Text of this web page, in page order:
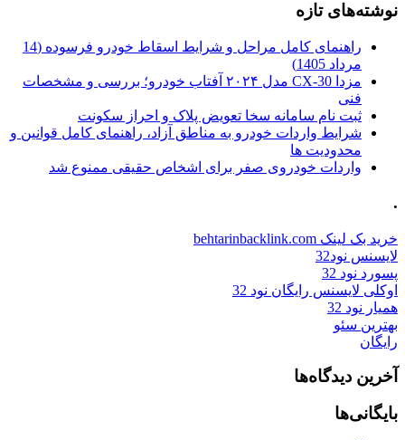
نوشته‌های تازه
راهنمای کامل مراحل و شرایط اسقاط خودرو فرسوده (14
مرداد 1405)
مزدا CX-30 مدل ۲۰۲۴ آفتاب خودرو؛ بررسی و مشخصات
فنی
ثبت نام سامانه سخا تعویض پلاک و احراز سکونت
شرایط واردات خودرو به مناطق آزاد، راهنمای کامل قوانین و
محدودیت ها
واردات خودروی صفر برای اشخاص حقیقی ممنوع شد
.
خرید بک لینک behtarinbacklink.com
لایسنس نود32
پسورد نود 32
اوکلی لایسنس رایگان نود 32
همیار نود 32
بهترین سئو
رایگان
آخرین دیدگاه‌ها
بایگانی‌ها